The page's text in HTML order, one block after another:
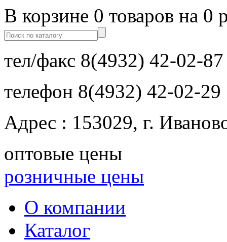
В корзине 0 товаров на 0
тел/факс 8(4932) 42-02-87
телефон 8(4932) 42-02-29
Адрес : 153029, г.
оптовые цены
розничные цены
О компании
Каталог